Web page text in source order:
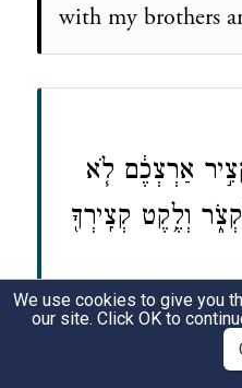
with my brothers
אַרְצְכֶ֔ם לֹ֧א
וְלֶ֥קֶט קְצִֽירְךָ֖
וּפֶ֥רֶט כַּרְמְךָ֖ לֹ֣א
אֹתָ֔ם אֲנִ֖י
We use cookies to give you
our site. Click OK to